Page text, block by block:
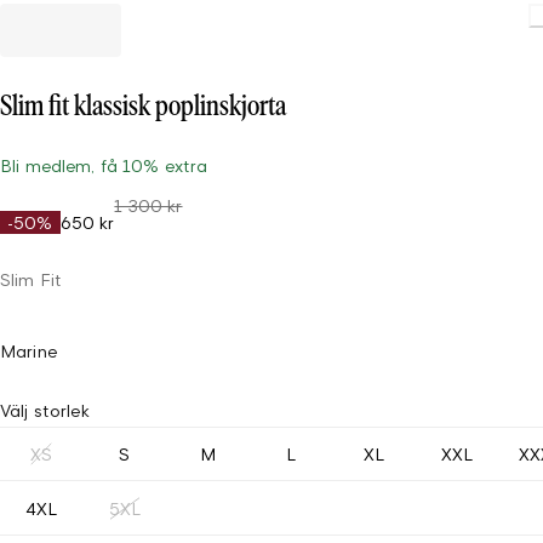
Slim fit klassisk poplinskjorta
Bli medlem, få 10% extra
-50% 650 kr
1 300 kr
Slim Fit
Marine
Välj storlek
XS S M L XL XXL
4XL 5XL